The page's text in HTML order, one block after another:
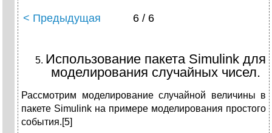
< Предыдущая 6 / 6
Использование пакета Simulink для
моделирования случайных чисел.
Рассмотрим моделирование случайной величины в
пакете Simulink на примере моделирования простого
события.[5]